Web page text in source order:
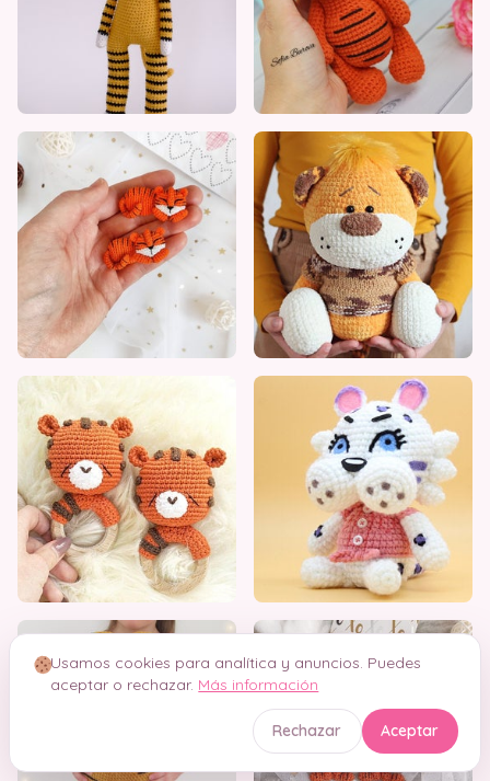
Usamos cookies para analítica y anuncios. Puedes
aceptar o rechazar. Más información
Rechazar Aceptar